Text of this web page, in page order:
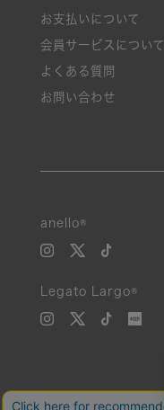
お支払いについて
会員サービスについて
よくある質問
お問い合わせ
anello®
Legato Largo®